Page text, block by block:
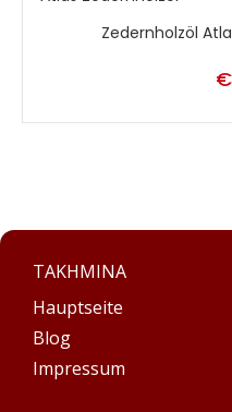
Zedernholzöl
€
TAKHMINA
Hauptseite
Blog
Impressum